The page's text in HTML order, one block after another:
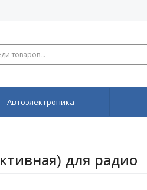
Автоэлектроника
для радио